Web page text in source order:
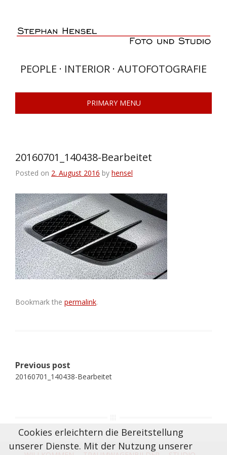
content
PEOPLE · INTERIOR · AUTOFOTOGRAFIE
PRIMARY MENU
20160701_140438-Bearbeitet
Posted on 2. August 2016 by hensel
Bookmark the permalink.
Post
navigation
Previous post
20160701_140438-Bearbeitet
Cookies erleichtern die Bereitstellung
unserer Dienste. Mit der Nutzung unserer